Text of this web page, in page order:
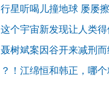
行星听喝儿撞地球 屡屡
这个宇宙新发现让人类
聂树斌案因谷开来减刑而
？！江绵恒和韩正，哪